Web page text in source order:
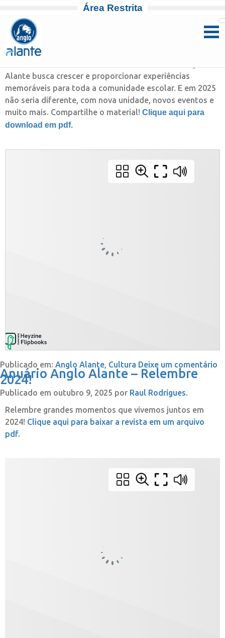
Pular para o conteúdo
Área Restrita
Alante busca crescer e proporcionar experiências
memoráveis para toda a comunidade escolar. E em 2025
não seria diferente, com nova unidade, novos eventos e
muito mais. Compartilhe o material! Clique aqui para
download em pdf.
Publicado em: Anglo Alante, Cultura Deixe um comentário
Anuário Anglo Alante – Relembre
2024!
Publicado em outubro 9, 2025 por Raul Rodrigues.
Relembre grandes momentos que vivemos juntos em
2024! Clique aqui para baixar a revista em um arquivo
pdf.